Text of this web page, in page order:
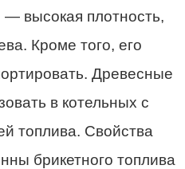
высокая плотность,
Кроме того, его
Древесные
в котельных с
топлива. Свойства
брикетного топлива